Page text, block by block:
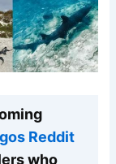
Reddit
who